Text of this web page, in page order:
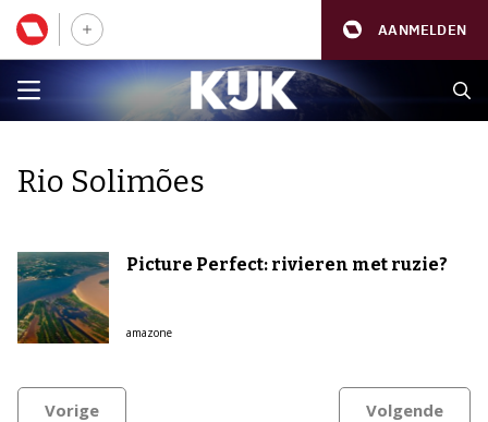
AANMELDEN
Rio Solimões
Picture Perfect: rivieren met ruzie?
amazone
Vorige Volgende